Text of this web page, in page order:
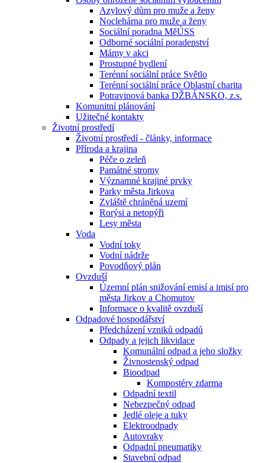
Azylový dům pro muže a ženy
Noclehárna pro muže a ženy
Sociální poradna MěÚSS
Odborné sociální poradenství
Mámy v akci
Prostupné bydlení
Terénní sociální práce Světlo
Terénní sociální práce Oblastní charita
Potravinová banka DŽBÁNSKO, z.s.
Komunitní plánování
Užitečné kontakty
Životní prostředí
Životní prostředí - články, informace
Příroda a krajina
Péče o zeleň
Památné stromy
Významné krajiné prvky
Parky města Jirkova
Zvláště chráněná uzemí
Rorýsi a netopýři
Lesy města
Voda
Vodní toky
Vodní nádrže
Povodňový plán
Ovzduší
Územní plán snižování emisí a imisí pro
města Jirkov a Chomutov
Informace o kvalitě ovzduší
Odpadové hospodářství
Předcházení vzniků odpadů
Odpady a jejich likvidace
Komunální odpad a jeho složky
Živnostenský odpad
Bioodpad
Kompostéry zdarma
Odpadní textil
Nebezpečný odpad
Jedlé oleje a tuky
Elektroodpady
Autovraky
Odpadní pneumatiky
Stavební odpad